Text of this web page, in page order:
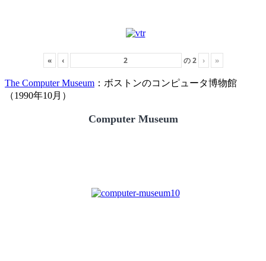
« ‹ の2 › »
The Computer Museum ：ボストンのコンピュータ博物館
（1990年10月）
Computer Museum